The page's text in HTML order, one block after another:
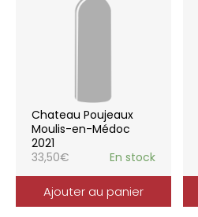
Chateau Poujeaux
Moulis-en-Médoc
2021
33,50€ En stock
Ajouter au panier